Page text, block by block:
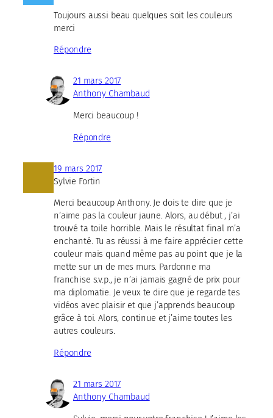
Toujours aussi beau quelques soit les couleurs
merci
Répondre
21 mars 2017
Anthony Chambaud
Merci beaucoup !
Répondre
19 mars 2017
Sylvie Fortin
Merci beaucoup Anthony. Je dois te dire que je
n’aime pas la couleur jaune. Alors, au début , j’ai
trouvé ta toile horrible. Mais le résultat final m’a
enchanté. Tu as réussi à me faire apprécier cette
couleur mais quand même pas au point que je la
mette sur un de mes murs. Pardonne ma
franchise s.v.p., je n’ai jamais gagné de prix pour
ma diplomatie. Je veux te dire que je regarde tes
vidéos avec plaisir et que j’apprends beaucoup
grâce à toi. Alors, continue et j’aime toutes les
autres couleurs.
Répondre
21 mars 2017
Anthony Chambaud